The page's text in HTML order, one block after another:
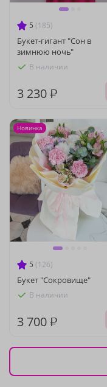
5 (185)
Букет-гигант "Сон в
зимнюю ночь"
В наличии
3 230 ₽
5 (126)
Букет "Сокровище"
В наличии
3 700 ₽
Новинка